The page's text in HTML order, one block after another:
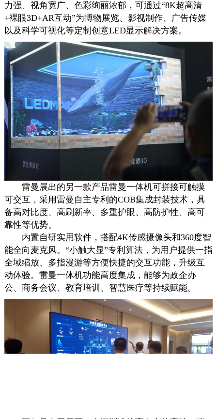
力强、视角宽广、色彩绚丽浓郁，可通过“8K超高清
+裸眼3D+AR互动”为博物展览、影视制作、广告传媒
以及科学可视化等定制创意LED显示解决方案。
雷曼展出的另一款产品雷曼一体机可拼接可触摸
可交互，采用雷曼自主专利的COB集成封装技术，具
备高对比度、高刷新率、多重护眼、高防护性、高可
靠性等优势。
内置自研实用软件，搭配4K传感摄像头和360度智
能全向麦克风。“小触大显”专利算法，为用户提供一指
全域缩放、多指漫游等方便快捷的交互功能，升级互
动体验。雷曼一体机功能高度集成，能够为政企办
公、商务会议、教育培训、智慧医疗等持续赋能。